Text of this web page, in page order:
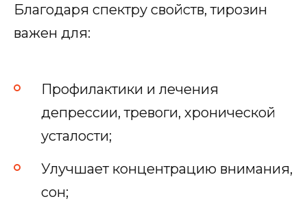
Благодаря спектру свойств, тирозин
важен для:
Профилактики и лечения
депрессии, тревоги, хронической
усталости;
Улучшает концентрацию внимания,
сон;